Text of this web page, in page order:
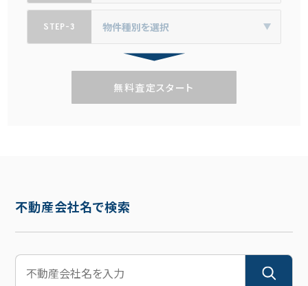
STEP-3
無料査定スタート
不動産会社名で検索